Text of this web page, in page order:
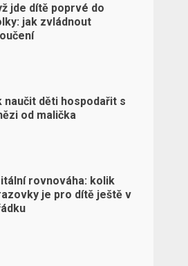
jde dítě poprvé do
jak zvládnout
naučit děti hospodařit s
od malička
rovnováha: kolik
je pro dítě ještě v